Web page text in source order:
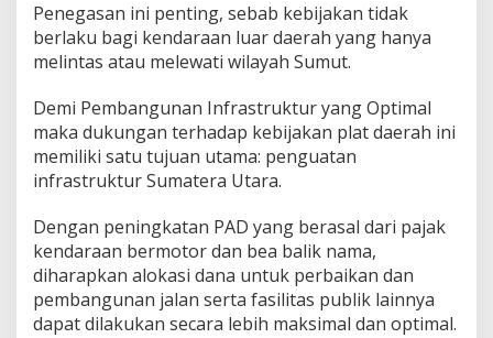
Penegasan ini penting, sebab kebijakan tidak
berlaku bagi kendaraan luar daerah yang hanya
melintas atau melewati wilayah Sumut.
​​Demi Pembangunan Infrastruktur yang Optimal
maka ​dukungan terhadap kebijakan plat daerah ini
memiliki satu tujuan utama: penguatan
infrastruktur Sumatera Utara.
Dengan peningkatan PAD yang berasal dari pajak
kendaraan bermotor dan bea balik nama,
diharapkan alokasi dana untuk perbaikan dan
pembangunan jalan serta fasilitas publik lainnya
dapat dilakukan secara lebih maksimal dan optimal.